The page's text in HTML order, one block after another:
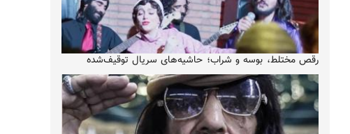
رقص مختلط، بوسه و شراب؛ حاشیه‌های سریال توقیف‌شده